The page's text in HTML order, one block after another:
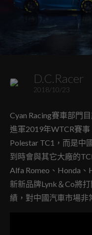
D.C.Racer
2018/10/23
Cyan Racing賽車部門
進軍2019年WTCR賽
Polestar TC1，而是中
到時會與其它大廠的
Alfa Romeo、Honda
新新品牌Lynk＆Co將
績，對中國汽車市場非